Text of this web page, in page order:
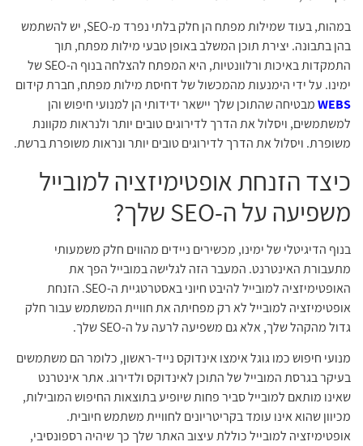
במהות, בעוד שמילות מפתח הן חלק בלתי נפרד מ-SEO, יש להשתמש
בהן בתבונה. יצירת תוכן המשלב באופן טבעי מילות מפתח, תוך
התמקדות באיכות ורלוונטיות, היא המפתח להצלחה בנוף ה-SEO של
ימינו. על ידי הימנעות מהמכשול של דחיסת מילות מפתח, חברת קידום
WEBSמבטיחה שהתוכן שלך יישאר ידידותי הן למנועי חיפוש והן
למשתמשים, ויסלול את הדרך לדירוגים טובים יותר ולנראות מקוונת
משופרת. ויסלול את הדרך לדירוגים טובים יותר ונראות משופרת ברשת.
כיצד הזנחת אופטימיזציה למובייל
משפיעה על ה-SEO שלך?
בנוף הדיגיטלי של ימינו, מכשירים ניידים מהווים חלק משמעותי
מתעבורת האינטרנט. המעבר הזה לגלישה במובייל הפך את
האופטימיזציה למובייל להיבט חיוני באסטרטגיית ה-SEO. הזנחת
אופטימיזציה למובייל לא רק מפחיתה את חוויית המשתמש עבור חלק
גדול מהקהל שלך, אלא גם משפיעה לרעה על ה-SEO שלך.
מנועי חיפוש כמו גוגל אימצו אינדוקס נייד-ראשון, כלומר הם משתמשים
בעיקר בגרסת המובייל של התוכן לאינדוקס ולדירוג. אתר אינטרנט
שאינו מותאם למובייל סביר פחות שיופיע בתוצאות החיפוש המובילות,
מכיוון שהוא אינו עומד בקריטריונים לחוויית משתמש חיובית.
אופטימיזציה למובייל כוללת עיצוב האתר שלך כך שיהיה רספונסיבי,